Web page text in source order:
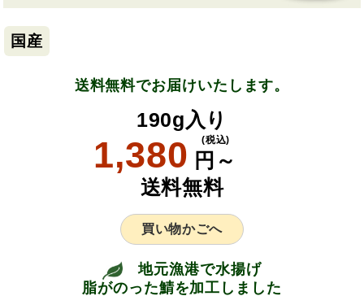
国産
送料無料でお届けいたします。
190g入り
1,380 円～
(税込)
送料無料
買い物かごへ
地元漁港で水揚げ
脂がのった鯖を加工しました